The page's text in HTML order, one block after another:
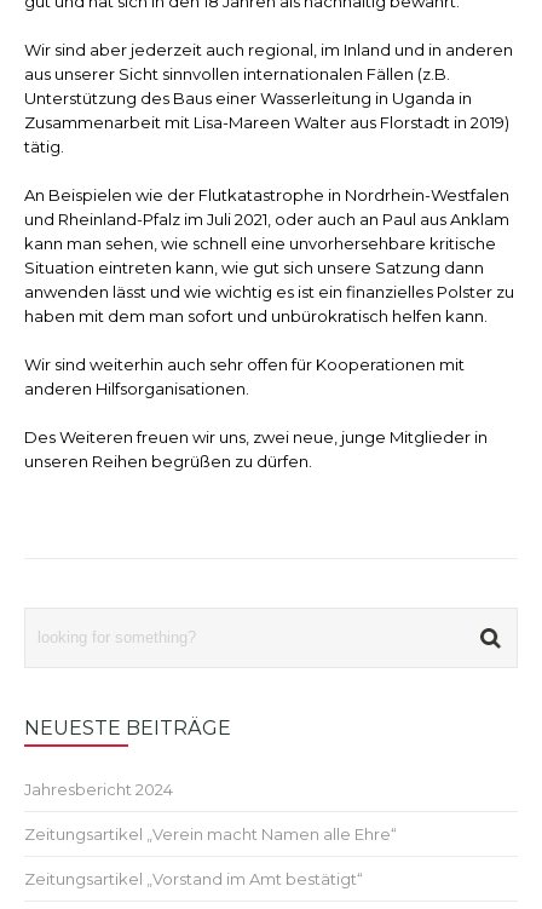
Wir sind aber jederzeit auch regional, im Inland und in anderen
aus unserer Sicht sinnvollen internationalen Fällen (z.B.
Unterstützung des Baus einer Wasserleitung in Uganda in
Zusammenarbeit mit Lisa-Mareen Walter aus Florstadt in 2019)
tätig.
An Beispielen wie der Flutkatastrophe in Nordrhein-Westfalen
und Rheinland-Pfalz im Juli 2021, oder auch an Paul aus Anklam
kann man sehen, wie schnell eine unvorhersehbare kritische
Situation eintreten kann, wie gut sich unsere Satzung dann
anwenden lässt und wie wichtig es ist ein finanzielles Polster zu
haben mit dem man sofort und unbürokratisch helfen kann.
Wir sind weiterhin auch sehr offen für Kooperationen mit
anderen Hilfsorganisationen.
Des Weiteren freuen wir uns, zwei neue, junge Mitglieder in
unseren Reihen begrüßen zu dürfen.
NEUESTE BEITRÄGE
Jahresbericht 2024
Zeitungsartikel „Verein macht Namen alle Ehre“
Zeitungsartikel „Vorstand im Amt bestätigt“